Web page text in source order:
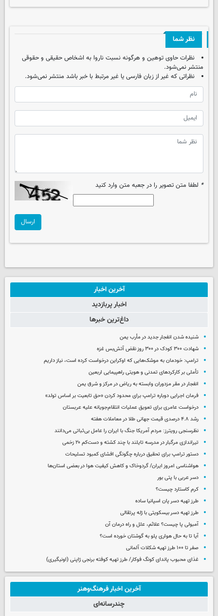
نظر شما
نظرات حاوی توهین و هرگونه نسبت ناروا به اشخاص حقیقی و حقوقی
منتشر نمی‌شود.
نظراتی که غیر از زبان فارسی یا غیر مرتبط با خبر باشد منتشر نمی‌شود.
* لطفا متن تصویر را در جعبه متن وارد کنید
ارسال
آخرین اخبار
اخبار پربازدید
داغ‌ترین خبرها
شنیده شدن انفجار جدید در مأرب یمن
شهادت ۳۰۰ کودک در ۳۰۰ روز نقض آتش‌بس غزه
ترامپ: خودمان به موشک‌هایی که اوکراین درخواست کرده است، نیاز داریم
تأملی بر کارکردهای تمدنی و هویتی راهپیمایی اربعین
انفجار در مقر مزدوران وابسته به ریاض در مرکز و شرق یمن
فرمان اجرایی دوباره ترامپ برای محدود کردن «حق تابعیت بر اساس تولد»
درخواست عامری برای تعویق عملیات انتقام‌جویانه علیه عربستان
رشد ۴.۸ درصدی قیمت جهانی طلا در معاملات هفته
نظرسنجی رویترز: مردم آمریکا جنگ با ایران را عامل بی‌ثباتی می‌دانند
تیراندازی مرگبار در مدرسه‌ تایلند با چند کشته و دست‌کم ۲۰ زخمی
دستور ترامپ برای تحقیق درباره چگونگی افشای کمبود تسلیحات
هواشناسی امروز ایران/ گردوخاک و کاهش کیفیت هوا در بعضی استان‌ها
دسر عربی با پتی بور
کرم کاستارد چیست؟
طرز تهیه دسر پان اسپانیا ساده
طرز تهیه دسر بیسکویتی با ژله پرتقالی
آمبولی پا چیست؟ علائم، علل و راه درمان آن
آیا تا به حال هواری پلو به گوشتان خورده است؟
صفر تا ۱۰۰ طرز تهیه شکلات آلمانی
غذای محبوب پاندای کونگ فوکار/ طرز تهیه کوفته برنجی ژاپنی (اونیگیری)
آخرین اخبار فرهنگ‌وهنر
چندرسانه‌ای